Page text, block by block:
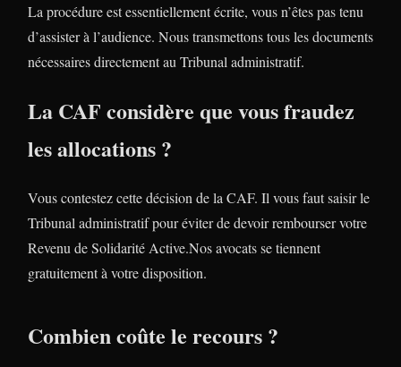
La procédure est essentiellement écrite, vous n’êtes pas tenu
d’assister à l’audience. Nous transmettons tous les documents
nécessaires directement au Tribunal administratif.
La CAF considère que vous fraudez
les allocations ?
Vous contestez cette décision de la CAF. Il vous faut saisir le
Tribunal administratif pour éviter de devoir rembourser votre
Revenu de Solidarité Active.Nos avocats se tiennent
gratuitement à votre disposition.
Combien coûte le recours ?